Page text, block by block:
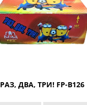
РАЗ, ДВА, ТРИ! FP-B126